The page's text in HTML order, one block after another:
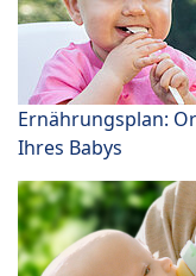
Ernährungsplan:
Ihres Babys